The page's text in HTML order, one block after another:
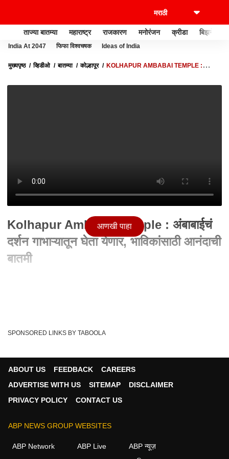
ताज्या बातम्या महाराष्ट्र राजकारण मनोरंजन क्रीडा बिझनेस
India At 2047 फिफा विश्वचषक Ideas of India
मुख्यपृष्ठ व्हिडीओ बातम्या कोल्हापूर
KOLHAPUR AMBABAI TEMPLE :
Kolhapur Ambabai Temple : अंबाबाईचं
दर्शन गाभाऱ्यातून घेता येणार, भाविकांसाठी आनंदाची
बातमी
आणखी पाहा
SPONSORED LINKS BY TABOOLA
ABOUT US FEEDBACK
CAREERS
ADVERTISE WITH US
SITEMAP
DISCLAIMER
PRIVACY POLICY
CONTACT US
ABP NEWS GROUP WEBSITES
ABP Network ABP Live
ABP न्यूज़